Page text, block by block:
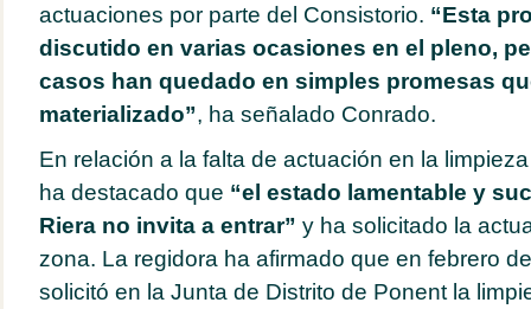
actuaciones por parte del Consistorio. “Esta
discutido en varias ocasiones en el pleno,
casos han quedado en simples promesas
materializado”, ha señalado Conrado.
En relación a la falta de actuación en la
ha destacado que “el estado lamentable y
Riera no invita a entrar” y ha solicitado la
zona. La regidora ha afirmado que en febrero
solicitó en la Junta de Distrito de Ponent la